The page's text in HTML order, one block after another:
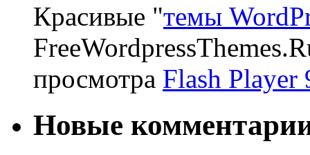
Красивые "темы
просмотра Flash Player
Новые